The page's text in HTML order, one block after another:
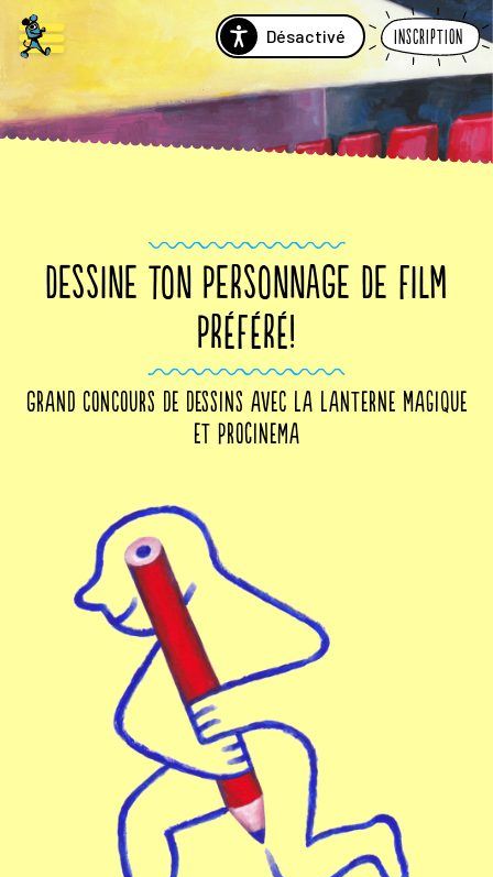
Désactivé Inscription
DESSINE TON PERSONNAGE DE FILM
PRÉFÉRÉ!
Grand concours de dessins avec La Lanterne Magique
et ProCinema